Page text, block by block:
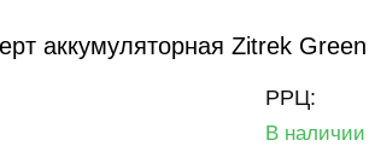
аккумуляторная Zitrek
РРЦ:
В наличии